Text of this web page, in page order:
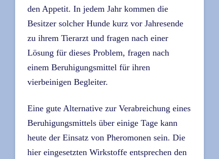
den Appetit. In jedem Jahr kommen die
Besitzer solcher Hunde kurz vor Jahresende
zu ihrem Tierarzt und fragen nach einer
Lösung für dieses Problem, fragen nach
einem Beruhigungsmittel für ihren
vierbeinigen Begleiter.
Eine gute Alternative zur Verabreichung eines
Beruhigungsmittels über einige Tage kann
heute der Einsatz von Pheromonen sein. Die
hier eingesetzten Wirkstoffe entsprechen den